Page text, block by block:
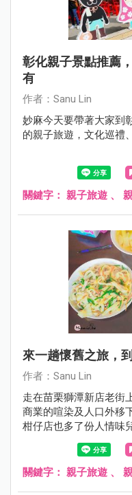
彰化親子景點推薦
有
作者：Sanu Lin
妙麻今天要帶著大家到
的親子旅遊，文化巡禮
關鍵字： 親子旅遊 、
來一趟懷舊之旅，
作者：Sanu Lin
走在苗栗獅潭新店老街
商業的喧染及人口外移
柑仔店也多了份人情味
關鍵字： 親子旅遊 、